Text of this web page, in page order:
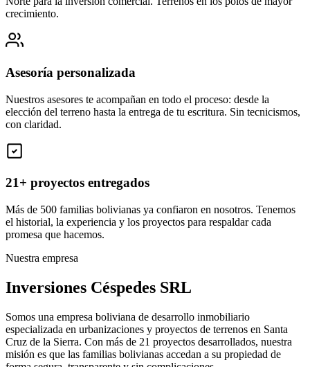
crecimiento.
Asesoría personalizada
Nuestros asesores te acompañan en todo el proceso: desde la
elección del terreno hasta la entrega de tu escritura. Sin tecnicismos,
con claridad.
21+ proyectos entregados
Más de 500 familias bolivianas ya confiaron en nosotros. Tenemos
el historial, la experiencia y los proyectos para respaldar cada
promesa que hacemos.
Nuestra empresa
Inversiones Céspedes SRL
Somos una empresa boliviana de desarrollo inmobiliario
especializada en urbanizaciones y proyectos de terrenos en Santa
Cruz de la Sierra. Con más de 21 proyectos desarrollados, nuestra
misión es que las familias bolivianas accedan a su propiedad de